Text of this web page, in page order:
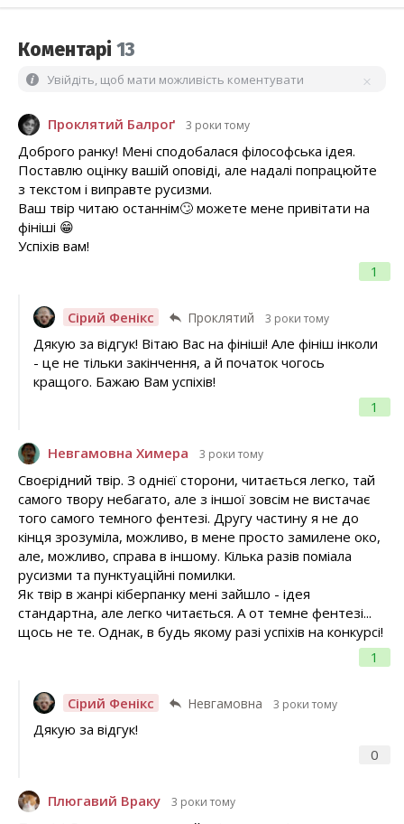
Коментарі 13
Увійдіть, щоб мати можливість коментувати
Проклятий Балроґ 3 роки тому
1
Доброго ранку! Мені сподобалася філософська ідея.
Поставлю оцінку вашій оповіді, але надалі попрацюйте
з текстом і виправте русизми.
Ваш твір читаю останнім🙄 можете мене привітати на
фініші 😁
Успіхів вам!
Сірий Фенікс Проклятий 3 роки тому
1
Дякую за відгук! Вітаю Вас на фініші! Але фініш інколи
- це не тільки закінчення, а й початок чогось
кращого. Бажаю Вам успіхів!
Невгамовна Химера 3 роки тому
1
Своєрідний твір. З однієї сторони, читається легко, тай
самого твору небагато, але з іншої зовсім не вистачає
того самого темного фентезі. Другу частину я не до
кінця зрозуміла, можливо, в мене просто замилене око,
але, можливо, справа в іншому. Кілька разів поміала
русизми та пунктуаційні помилки.
Як твір в жанрі кіберпанку мені зайшло - ідея
стандартна, але легко читається. А от темне фентезі...
щось не те. Однак, в будь якому разі успіхів на конкурсі!
Сірий Фенікс Невгамовна 3 роки тому
0
Дякую за відгук!
Плюгавий Враку 3 роки тому